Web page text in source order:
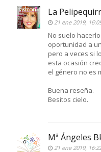
La
21 ene 2019,
No suelo
oportunidad a
pero a veces si
esta ocasión
el género no es
Buena reseña.
Besitos cielo.
Mª Ángeles
21 ene 2019,